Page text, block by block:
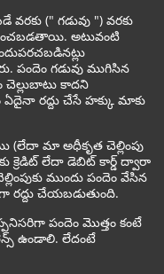
(" గడువు ") వరకు
అటువంటి
గడువు ముగిసిన
చెల్లుబాటు కాదని
రద్దు చేసే హక్కు మాకు
(లేదా మా అధీకృత చెల్లింపు
క్రెడిట్ లేదా డెబిట్ కార్డ్ ద్వారా
ముందు పందెం వేసిన
రద్దు చేయబడుతుంది.
పందెం మొత్తం కంటే
ఉండాలి. లేదంటే